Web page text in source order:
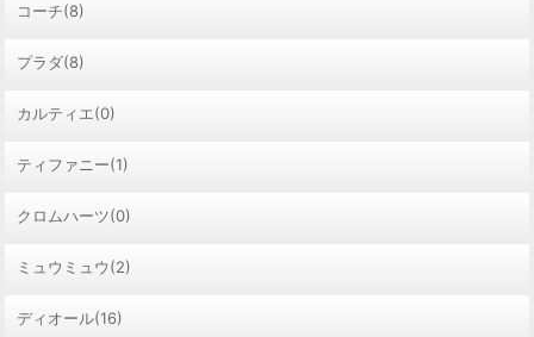
コーチ(8)
プラダ(8)
カルティエ(0)
ティファニー(1)
クロムハーツ(0)
ミュウミュウ(2)
ディオール(16)